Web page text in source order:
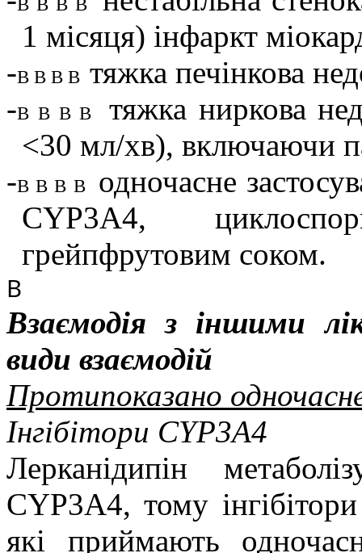
В В В В
1 місяця) інфаркт
-В В В В тяжка печінкова
-В В В В тяжка ниркова
<30 мл/хв), включаючи
-В В В В одночасне
CYP3А4,
грейпфрутовим соком.
В
Взаємодія з іншими
види взаємодій
Протипоказано
Інгібітори CYP3A4
Лерканідипін
CYP3A4, тому
які приймають